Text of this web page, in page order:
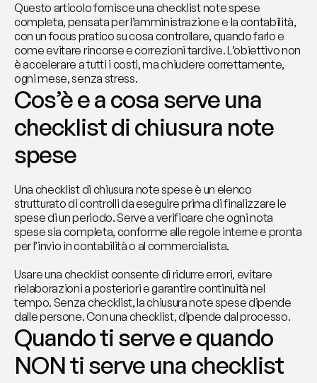
Questo articolo fornisce una checklist note spese
completa, pensata per l’amministrazione e la contabilità,
con un focus pratico su cosa controllare, quando farlo e
come evitare rincorse e correzioni tardive. L’obiettivo non
è accelerare a tutti i costi, ma chiudere correttamente,
ogni mese, senza stress.
Cos’è e a cosa serve una
checklist di chiusura note
spese
Una checklist di chiusura note spese è un elenco
strutturato di controlli da eseguire prima di finalizzare le
spese di un periodo. Serve a verificare che ogni nota
spese sia completa, conforme alle regole interne e pronta
per l’invio in contabilità o al commercialista.
Usare una checklist consente di ridurre errori, evitare
rielaborazioni a posteriori e garantire continuità nel
tempo. Senza checklist, la chiusura note spese dipende
dalle persone. Con una checklist, dipende dal processo.
Quando ti serve e quando
NON ti serve una checklist